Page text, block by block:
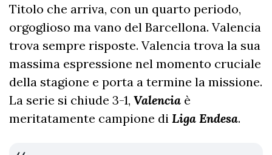
Titolo che arriva, con un quarto periodo,
orgoglioso ma vano del Barcellona. Valencia
trova sempre risposte. Valencia trova la sua
massima espressione nel momento cruciale
della stagione e porta a termine la missione.
La serie si chiude 3-1, Valencia è
meritatamente campione di Liga Endesa.